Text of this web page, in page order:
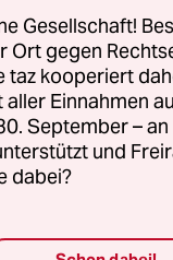
die
die
Gesellschaft!
Ort gegen
taz kooperiert
Einnahmen
September –
und
dabei?